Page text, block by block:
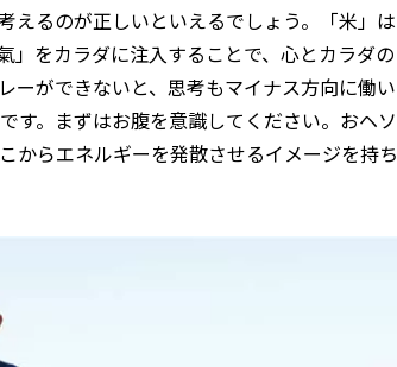
えるのが正しいといえるでしょう。「米」は
」をカラダに注入することで、心とカラダの
ーができないと、思考もマイナス方向に働い
す。まずはお腹を意識してください。おヘソ
からエネルギーを発散させるイメージを持ち